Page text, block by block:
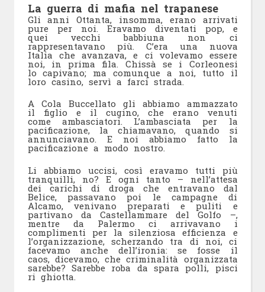
La guerra di mafia nel trapanese
Gli anni Ottanta, insomma, erano arrivati
pure per noi. Eravamo diventati pop, e
quei vecchi babbiuna non ci
rappresentavano più. C’era una nuova
Italia che avanzava, e ci volevamo essere
noi, in prima fila. Chissà se i Corleonesi
lo capivano; ma comunque a noi, tutto il
loro casino, servì a farci strada.
A Cola Buccellato gli abbiamo ammazzato
il figlio e il cugino, che erano venuti
come ambasciatori. L’ambasciata per la
pacificazione, la chiamavano, quando si
annunciavano. E noi abbiamo fatto la
pacificazione a modo nostro.
Li abbiamo uccisi, così eravamo tutti più
tranquilli, no? E ogni tanto – nell’attesa
dei carichi di droga che entravano dal
Belice, passavano poi le campagne di
Alcamo, venivano preparati e puliti e
partivano da Castellammare del Golfo –,
mentre da Palermo ci arrivavano i
complimenti per la silenziosa efficienza e
l’organizzazione, scherzando tra di noi, ci
facevamo anche dell’ironia: se fosse il
caos, dicevamo, che criminalità organizzata
sarebbe? Sarebbe roba da spara polli, pisci
ri ghiotta.